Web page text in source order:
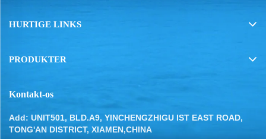
HURTIGE LINKS
PRODUKTER
Kontakt-os
Add: UNIT501, BLD.A9, YINCHENGZHIGU IST EAST ROAD,
TONG'AN DISTRICT, XIAMEN,CHINA